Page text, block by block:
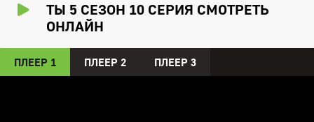
ТЫ 5 СЕЗОН 10 СЕРИЯ СМОТРЕТЬ
ОНЛАЙН
ПЛЕЕР 1 ПЛЕЕР 2 ПЛЕЕР 3